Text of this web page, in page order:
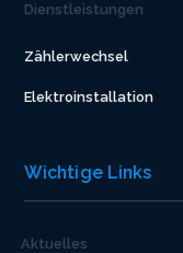
Dienstleistungen
Zählerwechsel
Elektroinstallation
Wichtige Links
Aktuelles